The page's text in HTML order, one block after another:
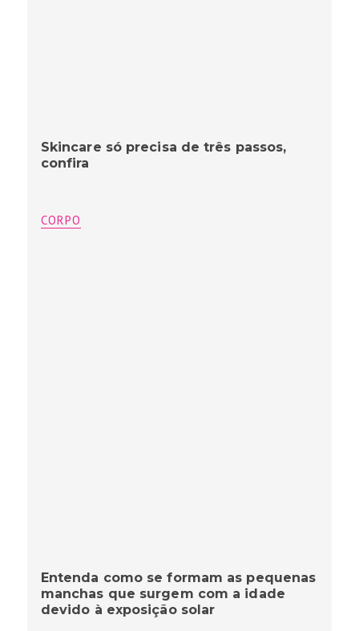
Skincare só precisa de três passos,
confira
CORPO
Entenda como se formam as pequenas
manchas que surgem com a idade
devido à exposição solar